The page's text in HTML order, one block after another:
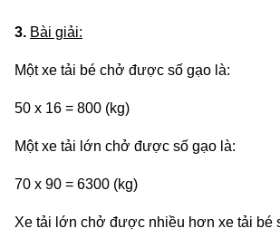
3. Bài giải:
Một xe tải bé chở được số gạo là:
50 x 16 = 800 (kg)
Một xe tải lớn chở được số gạo là:
70 x 90 = 6300 (kg)
Xe tải lớn chở được nhiều hơn xe tải bé